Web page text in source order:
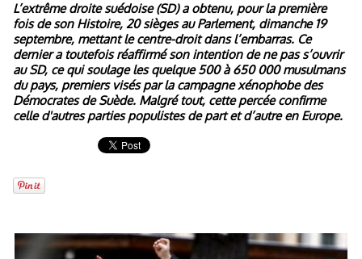
L’extrême droite suédoise (SD) a obtenu, pour la première
fois de son Histoire, 20 sièges au Parlement, dimanche 19
septembre, mettant le centre-droit dans l’embarras. Ce
dernier a toutefois réaffirmé son intention de ne pas s’ouvrir
au SD, ce qui soulage les quelque 500 à 650 000 musulmans
du pays, premiers visés par la campagne xénophobe des
Démocrates de Suède. Malgré tout, cette percée confirme
celle d'autres parties populistes de part et d’autre en Europe.